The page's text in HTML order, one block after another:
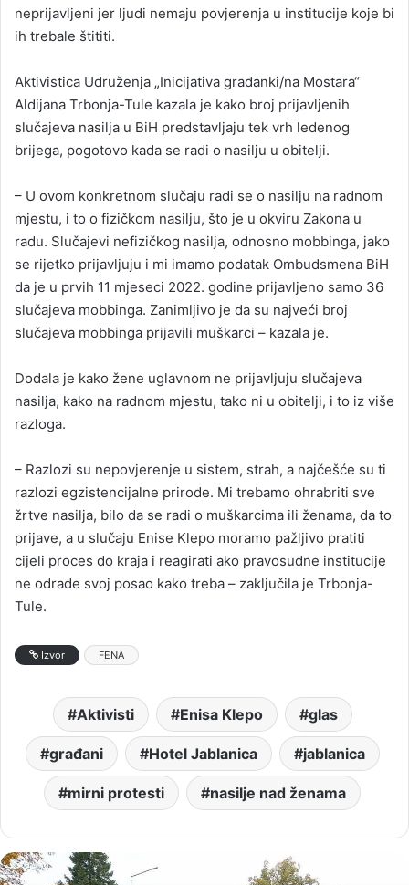
neprijavljeni jer ljudi nemaju povjerenja u institucije koje bi
ih trebale štititi.
Aktivistica Udruženja „Inicijativa građanki/na Mostara“
Aldijana Trbonja-Tule kazala je kako broj prijavljenih
slučajeva nasilja u BiH predstavljaju tek vrh ledenog
brijega, pogotovo kada se radi o nasilju u obitelji.
– U ovom konkretnom slučaju radi se o nasilju na radnom
mjestu, i to o fizičkom nasilju, što je u okviru Zakona u
radu. Slučajevi nefizičkog nasilja, odnosno mobbinga, jako
se rijetko prijavljuju i mi imamo podatak Ombudsmena BiH
da je u prvih 11 mjeseci 2022. godine prijavljeno samo 36
slučajeva mobbinga. Zanimljivo je da su najveći broj
slučajeva mobbinga prijavili muškarci – kazala je.
Dodala je kako žene uglavnom ne prijavljuju slučajeva
nasilja, kako na radnom mjestu, tako ni u obitelji, i to iz više
razloga.
– Razlozi su nepovjerenje u sistem, strah, a najčešće su ti
razlozi egzistencijalne prirode. Mi trebamo ohrabriti sve
žrtve nasilja, bilo da se radi o muškarcima ili ženama, da to
prijave, a u slučaju Enise Klepo moramo pažljivo pratiti
cijeli proces do kraja i reagirati ako pravosudne institucije
ne odrade svoj posao kako treba – zaključila je Trbonja-
Tule.
Izvor FENA
Aktivisti Enisa Klepo glas
građani Hotel Jablanica jablanica
mirni protesti nasilje nad ženama